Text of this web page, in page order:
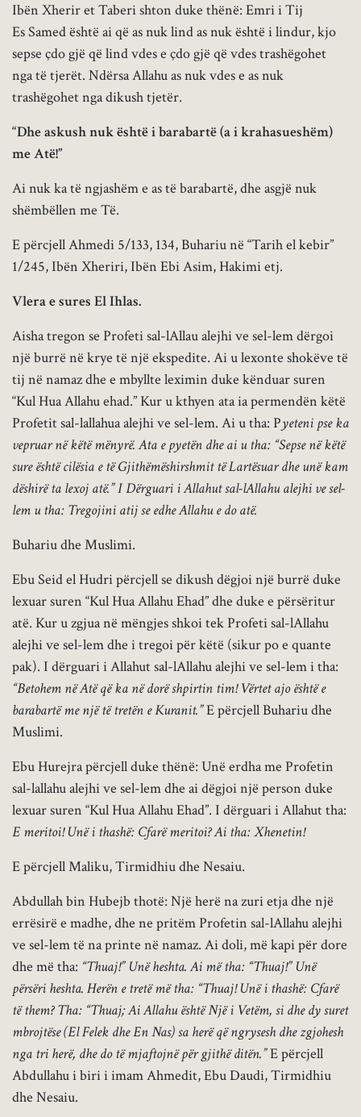
Ibën Xherir et Taberi shton duke thënë: Emri i Tij
Es Samed është ai që as nuk lind as nuk është i lindur, kjo
sepse çdo gjë që lind vdes e çdo gjë që vdes trashëgohet
nga të tjerët. Ndërsa Allahu as nuk vdes e as nuk
trashëgohet nga dikush tjetër.
“Dhe askush nuk është i barabartë (a i krahasueshëm)
me Atë!”
Ai nuk ka të ngjashëm e as të barabartë, dhe asgjë nuk
shëmbëllen me Të.
E përcjell Ahmedi 5/133, 134, Buhariu në “Tarih el kebir”
1/245, Ibën Xheriri, Ibën Ebi Asim, Hakimi etj.
Vlera e sures El Ihlas.
Aisha tregon se Profeti sal-lAllau alejhi ve sel-lem dërgoi
një burrë në krye të një ekspedite. Ai u lexonte shokëve të
tij në namaz dhe e mbyllte leximin duke kënduar suren
“Kul Hua Allahu ehad.” Kur u kthyen ata ia permendën këtë
Profetit sal-lallahua alejhi ve sel-lem. Ai u tha: Pyeteni pse ka
vepruar në këtë mënyrë. Ata e pyetën dhe ai u tha: “Sepse në këtë
sure është cilësia e të Gjithëmëshirshmit të Lartësuar dhe unë kam
dëshirë ta lexoj atë.” I Dërguari i Allahut sal-lAllahu alejhi ve sel-
lem u tha: Tregojini atij se edhe Allahu e do atë.
Buhariu dhe Muslimi.
Ebu Seid el Hudri përcjell se dikush dëgjoi një burrë duke
lexuar suren “Kul Hua Allahu Ehad” dhe duke e përsëritur
atë. Kur u zgjua në mëngjes shkoi tek Profeti sal-lAllahu
alejhi ve sel-lem dhe i tregoi për këtë (sikur po e quante
pak). I dërguari i Allahut sal-lAllahu alejhi ve sel-lem i tha:
“Betohem në Atë që ka në dorë shpirtin tim! Vërtet ajo është e
barabartë me një të tretën e Kuranit.”E përcjell Buhariu dhe
Muslimi.
Ebu Hurejra përcjell duke thënë: Unë erdha me Profetin
sal-lallahu alejhi ve sel-lem dhe ai dëgjoi një person duke
lexuar suren “Kul Hua Allahu Ehad”. I dërguari i Allahut tha:
E meritoi! Unë i thashë: Cfarë meritoi? Ai tha: Xhenetin!
E përcjell Maliku, Tirmidhiu dhe Nesaiu.
Abdullah bin Hubejb thotë: Një herë na zuri etja dhe një
errësirë e madhe, dhe ne pritëm Profetin sal-lAllahu alejhi
ve sel-lem të na printe në namaz. Ai doli, më kapi për dore
dhe më tha: “Thuaj!” Unë heshta. Ai më tha: “Thuaj!” Unë
përsëri heshta. Herën e tretë më tha: “Thuaj! Unë i thashë: Cfarë
të them? Tha: “Thuaj; Ai Allahu është Një i Vetëm, si dhe dy suret
mbrojtëse (El Felek dhe En Nas) sa herë që ngrysesh dhe zgjohesh
nga tri herë, dhe do të mjaftojnë për gjithë ditën.”E përcjell
Abdullahu i biri i imam Ahmedit, Ebu Daudi, Tirmidhiu
dhe Nesaiu.